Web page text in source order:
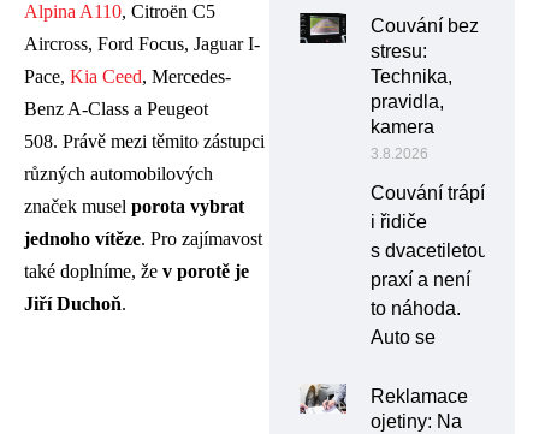
Alpina A110, Citroën C5
Aircross, Ford Focus, Jaguar I-
Pace, Kia Ceed, Mercedes-
Benz A-Class a Peugeot
508. Právě mezi těmito zástupci
různých automobilových
značek musel porota vybrat
jednoho vítěze. Pro zajímavost
také doplníme, že v porotě je
Jiří Duchoň.
Couvání bez
stresu:
Technika,
pravidla,
kamera
3.8.2026
Couvání trápí
i řidiče
s dvacetiletou
praxí a není
to náhoda.
Auto se
Reklamace
ojetiny: Na